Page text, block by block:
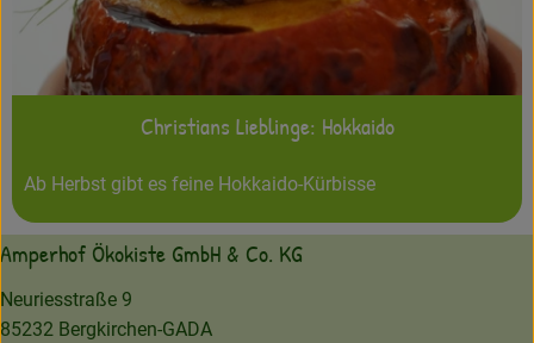
Christians Lieblinge: Hokkaido
Ab Herbst gibt es feine Hokkaido-Kürbisse
Amperhof Ökokiste GmbH & Co. KG
Neuriesstraße 9
85232 Bergkirchen-GADA